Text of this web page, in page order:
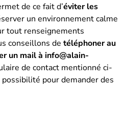
de ce fait d’éviter les
un environnement calme
tout renseignements
conseillons de téléphoner au
un mail à info@alain-
de contact mentionné ci-
pour demander des